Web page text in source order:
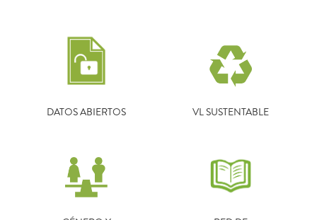
DATOS ABIERTOS VL SUSTENTABLE